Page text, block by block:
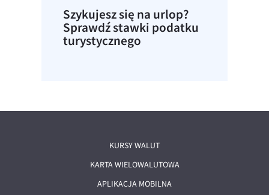
Szykujesz się na urlop?
Sprawdź stawki podatku
turystycznego
KURSY WALUT
KARTA WIELOWALUTOWA
APLIKACJA MOBILNA